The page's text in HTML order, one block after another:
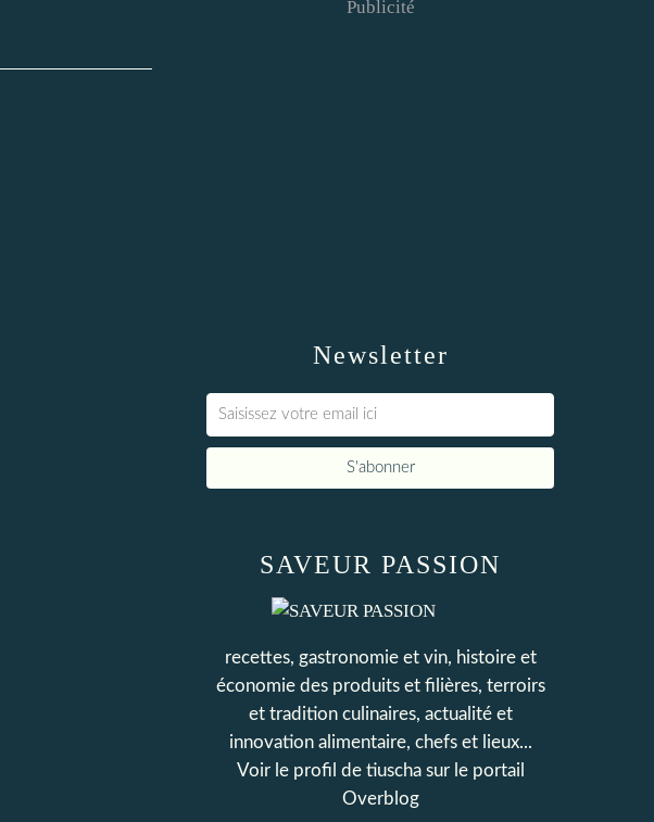
Newsletter
Publicité
SAVEUR PASSION
recettes, gastronomie et vin, histoire et
économie des produits et filières, terroirs
et tradition culinaires, actualité et
innovation alimentaire, chefs et lieux...
Voir le profil de tiuschasur le portail
Overblog